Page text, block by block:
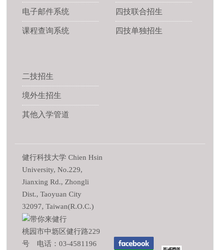
电子邮件系统
课程查询系统
四技联合招生
四技单独招生
二技招生
境外生招生
其他入学管道
健行科技大学 Chien Hsin
University, No.229,
Jianxing Rd., Zhongli
Dist., Taoyuan City
32097, Taiwan(R.O.C.)
桃园市中坜区健行路229
号 电话：03-4581196